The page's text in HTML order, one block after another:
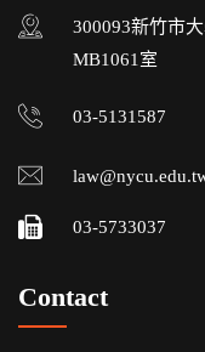
300093新竹市
MB1061室
03-5131587
03-5733037
Contact